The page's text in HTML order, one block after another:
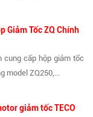
Giảm Tốc ZQ Chính
cung cấp hộp giảm tốc
model ZQ250,...
giảm tốc TECO